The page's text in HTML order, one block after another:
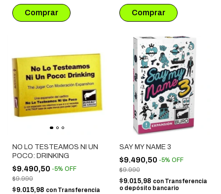
NO LO TESTEAMOS NI UN
POCO: DRINKING
$9.490,50 -5% OFF
$9.990
$9.015,98 con Transferencia
SAY MY NAME 3
$9.490,50 -5% OFF
$9.990
$9.015,98 con Transferencia
o depósito bancario